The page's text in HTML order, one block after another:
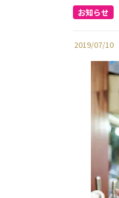
2019/07/10